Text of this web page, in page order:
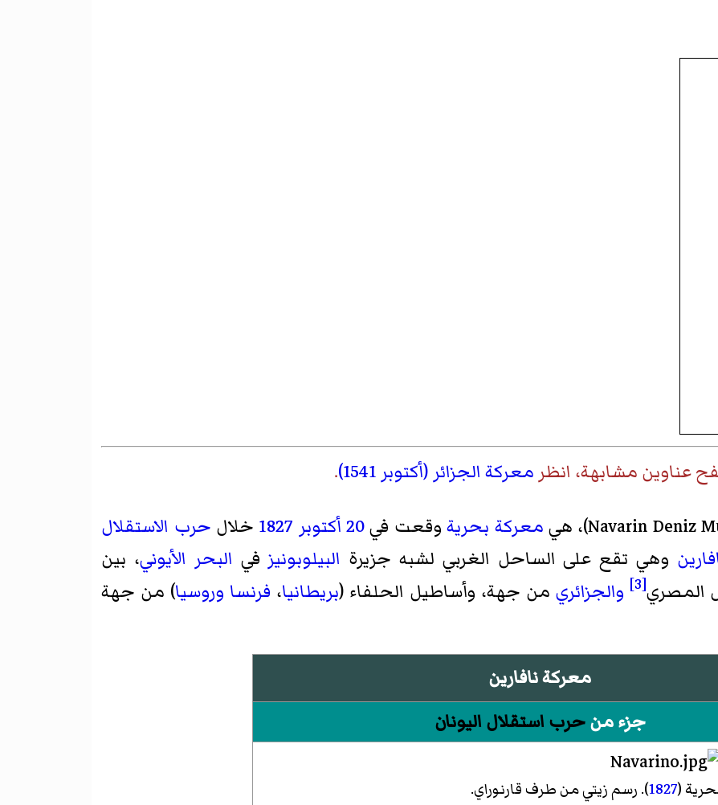
عناوين مشابهة، انظر معركة الجزائر (أكتوبر 1541) .
Navarin Deniz)‏، هي معركة بحريةوقعت في20 أكتوبر 1827 خلال حرب الاستقلال
وهي تقع على الساحل الغربي لشبه جزيرة البيلوبونيز في البحر الأيوني، بين
المصري[3] والجزائري من جهة، وأساطيل الحلفاء (بريطانيا، فرنسا وروسيا) من جهة
معركة نافارين
جزء منحرب استقلال اليونان
(
1827). رسم زيتي من طرفقارنوراي.